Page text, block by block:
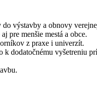
výstavby a obnovy
pre menšie mestá a obce.
z praxe i univerzít.
dodatočnému vyšetreniu